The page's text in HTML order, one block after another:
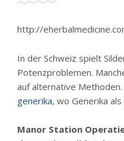
http://
In der Schweiz spielt
Potenzproblemen.
auf alternative
generika, wo Generika
Manor Station